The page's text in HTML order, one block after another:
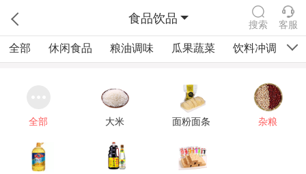
食品饮品 搜索 客服
全部 休闲食品 粮油调味 瓜果蔬菜 饮料冲调
全部 大米 面粉面条 杂粮